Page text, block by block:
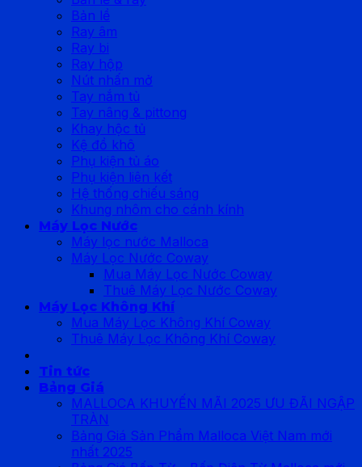
Bản lề
Ray âm
Ray bi
Ray hộp
Nút nhấn mở
Tay nắm tủ
Tay nâng & pittong
Khay hộc tủ
Kệ đồ khô
Phụ kiện tủ áo
Phụ kiện liên kết
Hệ thống chiếu sáng
Khung nhôm cho cánh kính
Máy Lọc Nước
Máy lọc nước Malloca
Máy Lọc Nước Coway
Mua Máy Lọc Nước Coway
Thuê Máy Lọc Nước Coway
Máy Lọc Không Khí
Mua Máy Lọc Không Khí Coway
Thuê Máy Lọc Không Khí Coway
Tin tức
Bảng Giá
MALLOCA KHUYẾN MÃI 2025 ƯU ĐÃI NGẬP
TRÀN
Bảng Giá Sản Phẩm Malloca Việt Nam mới
nhất 2025